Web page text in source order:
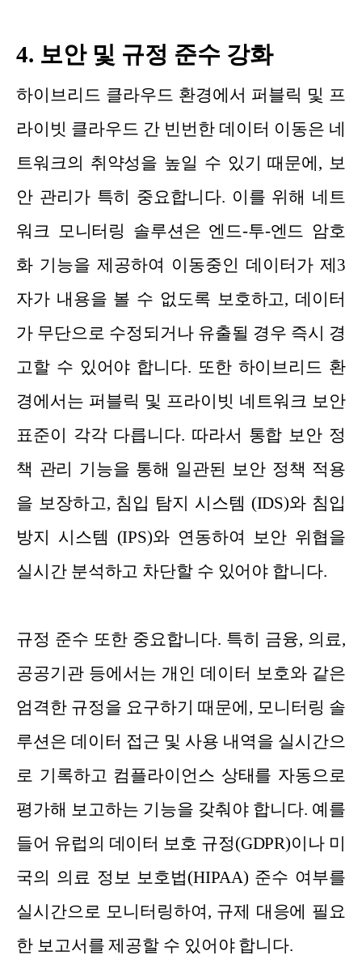
4. 보안 및 규정 준수 강화
하이브리드 클라우드 환경에서 퍼블릭 및 프
라이빗 클라우드 간 빈번한 데이터 이동은 네
트워크의 취약성을 높일 수 있기 때문에, 보
안 관리가 특히 중요합니다. 이를 위해 네트
워크 모니터링 솔루션은 엔드-투-엔드 암호
화 기능을 제공하여 이동중인 데이터가 제3
자가 내용을 볼 수 없도록 보호하고, 데이터
가 무단으로 수정되거나 유출될 경우 즉시 경
고할 수 있어야 합니다. 또한 하이브리드 환
경에서는 퍼블릭 및 프라이빗 네트워크 보안
표준이 각각 다릅니다. 따라서 통합 보안 정
책 관리 기능을 통해 일관된 보안 정책 적용
을 보장하고, 침입 탐지 시스템 (IDS)와 침입
방지 시스템 (IPS)와 연동하여 보안 위협을
실시간 분석하고 차단할 수 있어야 합니다.
규정 준수 또한 중요합니다. 특히 금융, 의료,
공공기관 등에서는 개인 데이터 보호와 같은
엄격한 규정을 요구하기 때문에, 모니터링 솔
루션은 데이터 접근 및 사용 내역을 실시간으
로 기록하고 컴플라이언스 상태를 자동으로
평가해 보고하는 기능을 갖춰야 합니다. 예를
들어 유럽의 데이터 보호 규정(GDPR)이나 미
국의 의료 정보 보호법(HIPAA) 준수 여부를
실시간으로 모니터링하여, 규제 대응에 필요
한 보고서를 제공할 수 있어야 합니다.